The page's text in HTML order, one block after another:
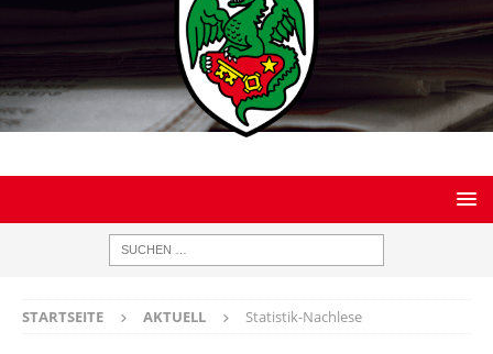
STARTSEITE AKTUELL Statistik-Nachlese